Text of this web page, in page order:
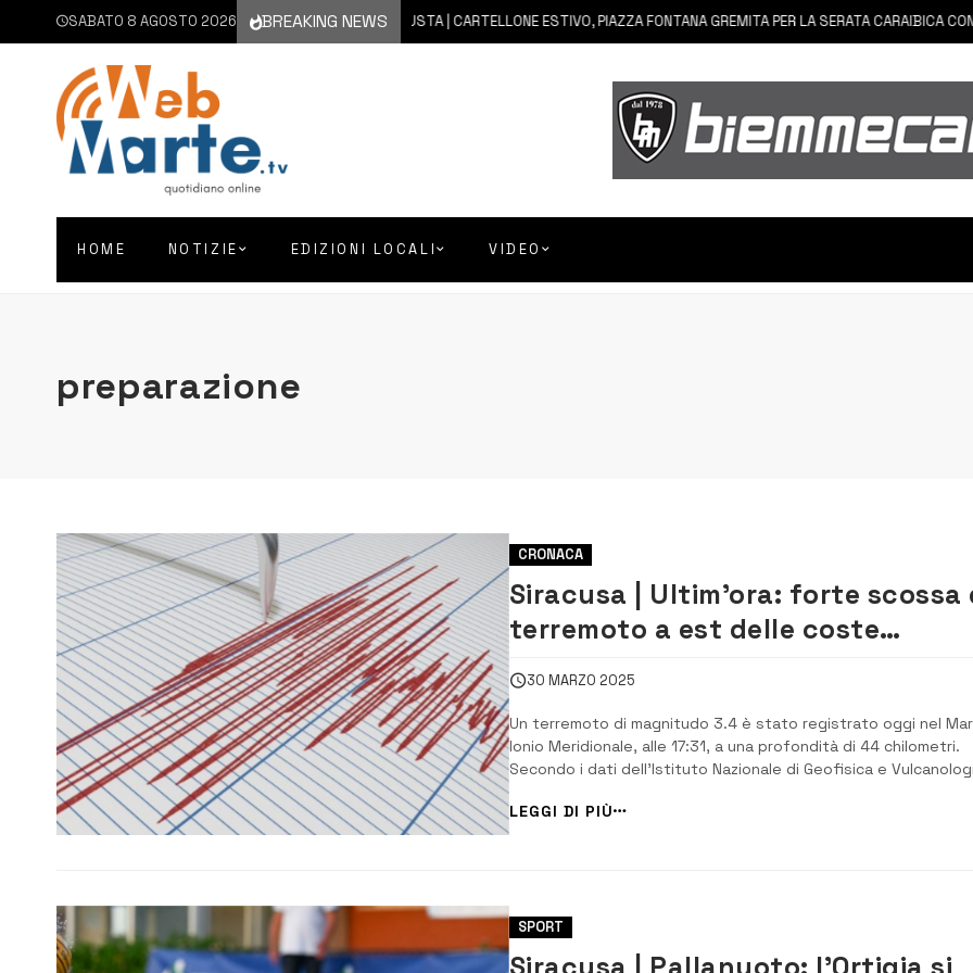
SABATO 8 AGOSTO 2026 BREAKING NEWS
8 AGOSTO 2026 AUGUSTA | CARTELLONE ESTIVO, PIAZZA FONTANA GREMITA PER LA SERATA CARAIBICA CON
HOME NOTIZIE EDIZIONI LOCALI VIDEO
preparazione
CRONACA
Siracusa | Ultim’ora: forte scossa
terremoto a est delle coste
siracusane e catanesi
30 MARZO 2025
Un terremoto di magnitudo 3.4 è stato registrato oggi nel Mar
Ionio Meridionale, alle 17:31, a una profondità di 44 chilometri.
Secondo i dati dell’Istituto Nazionale di Geofisica e
(INGV), il sisma è stato avvertito in alcune zone costiere, ma
ha generato allarme. Fortunatamente, non sono stati segnalati
danni a persone o cos...
LEGGI DI PIÙ
SPORT